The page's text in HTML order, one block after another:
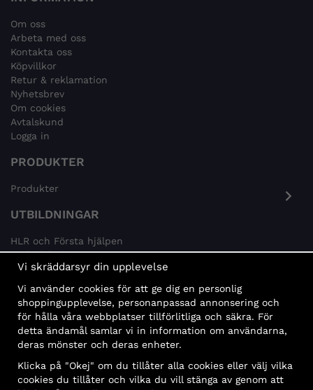
Om oss
Arbeta med oss
Kontakta oss
Köpvillkor
Retur & reklamation
Nyhetsbrev
Om cookies
Avtalskund
Logga in
PRODUKTER
Produkter
UTBILDNINGAR
HLR och Första hjälpen
Psykisk hälsa
Brandskydd
MÅLGRUPPER
Offentlig sektor och företag
Privatpersoner
Vi skräddarsyr din upplevelse
Vi använder cookies för att ge dig en personlig
shoppingupplevelse, personanpassad annonsering och
för hålla våra webbplatser tillförlitliga och säkra. För
detta ändamål samlar vi in information om användarna,
deras mönster och deras enheter.
Klicka på "Okej" om du tillåter alla cookies eller välj vilka
cookies du tillåter och vilka du vill stänga av genom att